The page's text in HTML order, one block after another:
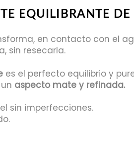
EQUILIBRANTE
en contacto con el
sin resecarla.
es el perfecto equilibrio y
aspecto mate y refinada.
sin imperfecciones.